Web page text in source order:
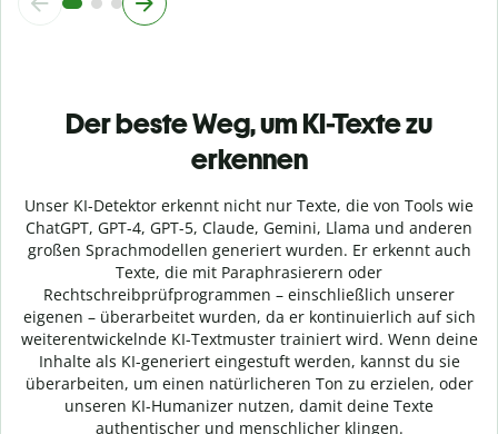
Der beste Weg, um KI-Texte zu
erkennen
Unser KI-Detektor erkennt nicht nur Texte, die von Tools wie
ChatGPT, GPT-4, GPT-5, Claude, Gemini, Llama und anderen
großen Sprachmodellen generiert wurden. Er erkennt auch
Texte, die mit Paraphrasierern oder
Rechtschreibprüfprogrammen – einschließlich unserer
eigenen – überarbeitet wurden, da er kontinuierlich auf sich
weiterentwickelnde KI-Textmuster trainiert wird. Wenn deine
Inhalte als KI-generiert eingestuft werden, kannst du sie
überarbeiten, um einen natürlicheren Ton zu erzielen, oder
unseren KI-Humanizer nutzen, damit deine Texte
authentischer und menschlicher klingen.